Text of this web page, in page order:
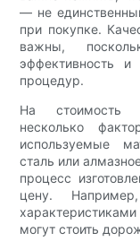
— не
при покупке.
важны,
эффективность и
процедур.
На стоимость
несколько
используемые
сталь или
процесс
цену.
могут стоить